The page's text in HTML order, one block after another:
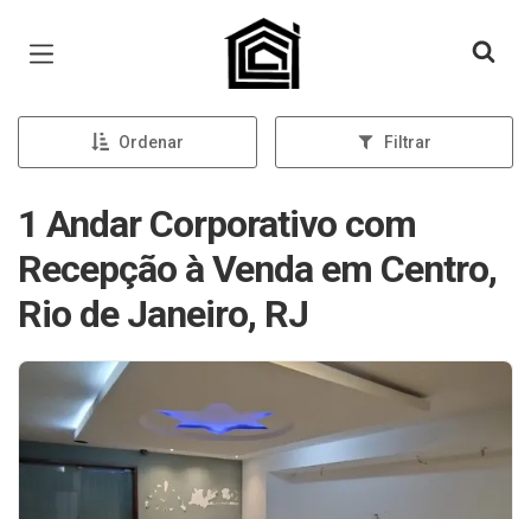
Página inicial
Ordenar Filtrar
1 Andar Corporativo com
Recepção à Venda em Centro,
Rio de Janeiro, RJ